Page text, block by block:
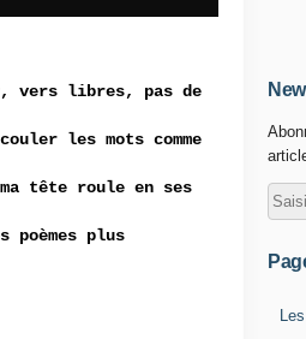
vers libres, pas de
les mots comme
tête roule en ses
poèmes plus